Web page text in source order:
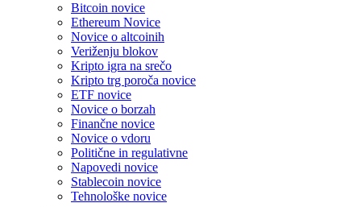
Bitcoin novice
Ethereum Novice
Novice o altcoinih
Veriženju blokov
Kripto igra na srečo
Kripto trg poroča novice
ETF novice
Novice o borzah
Finančne novice
Novice o vdoru
Politične in regulativne
Napovedi novice
Stablecoin novice
Tehnološke novice